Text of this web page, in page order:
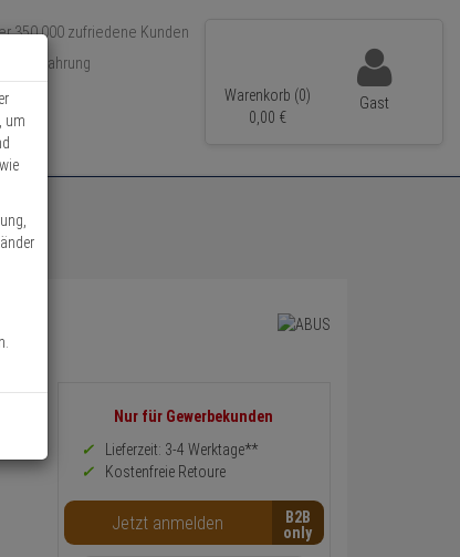
350.000 zufriedene Kunden
Erfahrung
Warenkorb (0)
0, 00 €
Gast
Informationen
Preis,
Verfügbakeit
Warenkorb-
oder
Konfigurieren-
Nur für Gewerbekunden
Lieferzeit: 3-4 Werktage**
Kostenfreie Retoure
Jetzt anmelden B2B
um